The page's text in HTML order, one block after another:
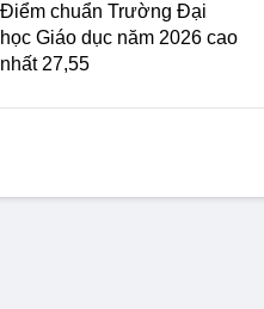
Điểm chuẩn Trường Đại
học Giáo dục năm 2026 cao
nhất 27,55